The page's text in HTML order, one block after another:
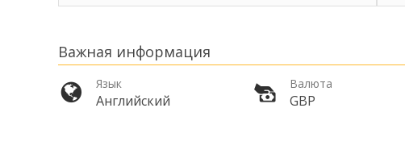
Важная информация
Язык
Английский
Валюта
GBP